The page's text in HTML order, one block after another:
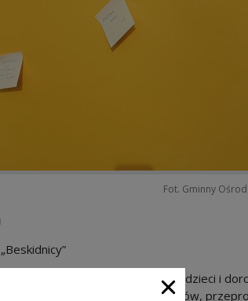
Fot. Gminny
liczne warsztaty artystyczne dla dzieci i
w poszukiwaniu skarbu zbójników,